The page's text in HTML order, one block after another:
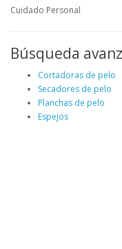
Cuidado Personal
Búsqueda
Cortadoras de pelo
Secadores de pelo
Planchas de pelo
Espejos